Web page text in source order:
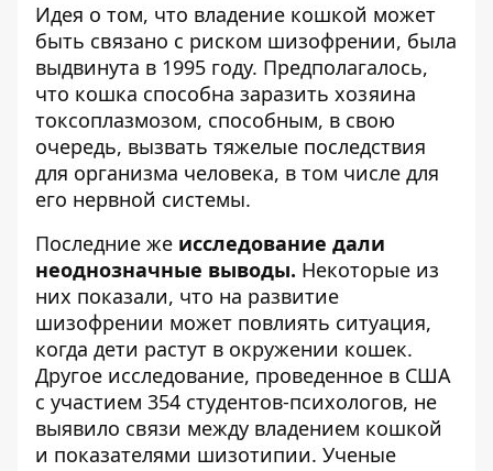
Идея о том, что владение кошкой может
быть связано с риском шизофрении, была
выдвинута в 1995 году. Предполагалось,
что кошка способна заразить хозяина
токсоплазмозом, способным, в свою
очередь, вызвать тяжелые последствия
для организма человека, в том числе для
его нервной системы.
Последние же исследование дали
неоднозначные выводы. Некоторые из
них показали, что на развитие
шизофрении может повлиять ситуация,
когда дети растут в окружении кошек.
Другое исследование, проведенное в США
с участием 354 студентов-психологов, не
выявило связи между владением кошкой
и показателями шизотипии. Ученые